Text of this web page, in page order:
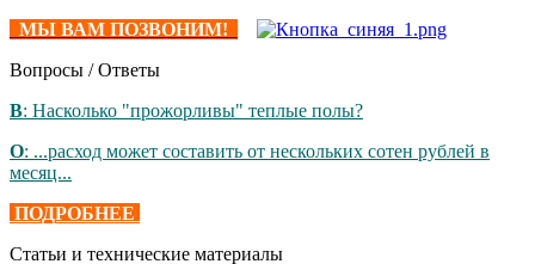
МЫ ВАМ ПОЗВОНИМ!
Вопросы / Ответы
В: Насколько "прожорливы" теплые полы?
О: ...расход может составить от нескольких сотен рублей в
месяц...
ПОДРОБНЕЕ
Статьи и технические материалы